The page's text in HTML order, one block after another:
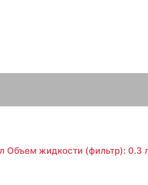
Объем жидкости (фильтр): 0.3